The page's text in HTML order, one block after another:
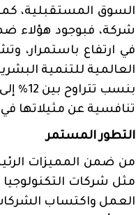
السوق المستقبلية،
شركة، فبوجود هؤلاء
في ارتفاع باستمرار،
العالمية للتنمية
تنافسية عن مثيلاتها
التطور المستمر
من ضمن المميزات
مثل شركات
العمل واكتساب